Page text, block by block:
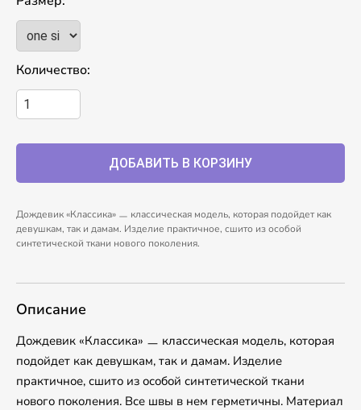
Количество:
Дождевик «Классика» ㅡ классическая модель, которая подойдет как
девушкам, так и дамам. Изделие практичное, сшито из особой
синтетической ткани нового поколения.
Описание
Дождевик «Классика» ㅡ классическая модель, которая
подойдет как девушкам, так и дамам. Изделие
практичное, сшито из особой синтетической ткани
нового поколения. Все швы в нем герметичны. Материал